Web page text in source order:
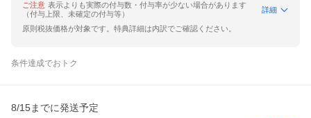
ご注意 表示よりも実際の付与数・付与率が少ない場合があります
（付与上限、未確定の付与等）
詳細
原則税抜価格が対象です。特典詳細は内訳でご確認ください。
条件達成でおトク
8/15までに発送予定